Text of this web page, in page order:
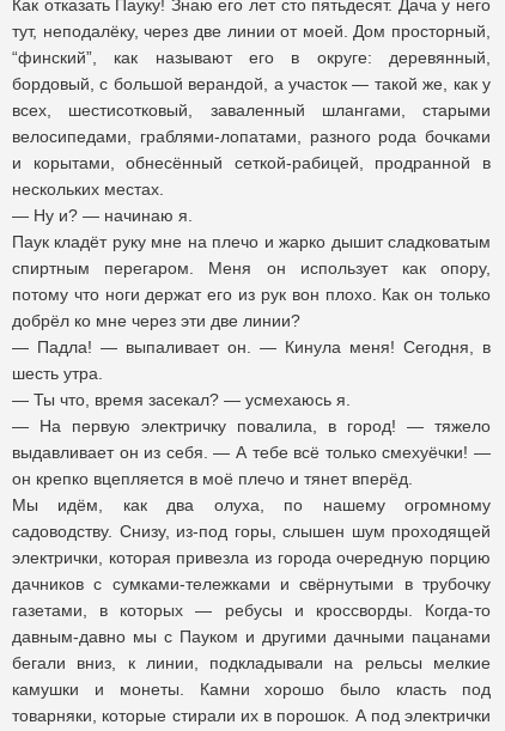
Как отказать Пауку! Знаю его лет сто пятьдесят. Дача у него
тут, неподалёку, через две линии от моей. Дом просторный,
“финский”, как называют его в округе: деревянный,
бордовый, с большой верандой, а участок — такой же, как у
всех, шестисотковый, заваленный шлангами, старыми
велосипедами, граблями-лопатами, разного рода бочками
и корытами, обнесённый сеткой-рабицей, продранной в
нескольких местах.
— Ну и? — начинаю я.
Паук кладёт руку мне на плечо и жарко дышит сладковатым
спиртным перегаром. Меня он использует как опору,
потому что ноги держат его из рук вон плохо. Как он только
добрёл ко мне через эти две линии?
— Падла! — выпаливает он. — Кинула меня! Сегодня, в
шесть утра.
— Ты что, время засекал? — усмехаюсь я.
— На первую электричку повалила, в город! — тяжело
выдавливает он из себя. — А тебе всё только смехуёчки! —
он крепко вцепляется в моё плечо и тянет вперёд.
Мы идём, как два олуха, по нашему огромному
садоводству. Снизу, из-под горы, слышен шум проходящей
электрички, которая привезла из города очередную порцию
дачников с сумками-тележками и свёрнутыми в трубочку
газетами, в которых — ребусы и кроссворды. Когда-то
давным-давно мы с Пауком и другими дачными пацанами
бегали вниз, к линии, подкладывали на рельсы мелкие
камушки и монеты. Камни хорошо было класть под
товарняки, которые стирали их в порошок. А под электрички